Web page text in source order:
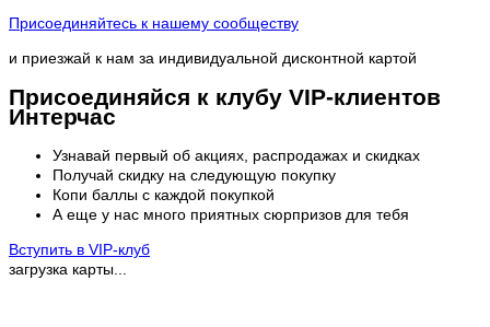
Присоединяйтесь к нашему сообществу
и приезжай к нам за индивидуальной дисконтной картой
Присоединяйся к клубу VIP-клиентов
Интерчас
Узнавай первый об акциях, распродажах и скидках
Получай скидку на следующую покупку
Копи баллы с каждой покупкой
А еще у нас много приятных сюрпризов для тебя
Вступить в VIP-клуб
загрузка карты...